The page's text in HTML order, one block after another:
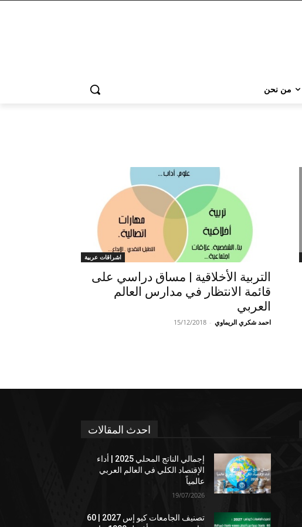
من نحن
اشراقات عربية
التربية الأخلاقية | مساق دراسي على
قائمة الانتظار في مدارس العالم
العربي
احمد شكري الريماوي -
15/12/2018
احدث المقالات
إجمالي الناتج المحلي 2025 | أداء
الإقتصاد الكلي في العالم العربي
عالمياً
19/07/2026
تصنيف الجامعات كيو إس 2027 | 60